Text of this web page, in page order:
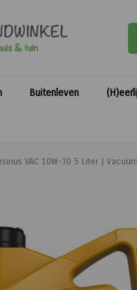
Buitenleven
VAC 10W-30 5 Liter |